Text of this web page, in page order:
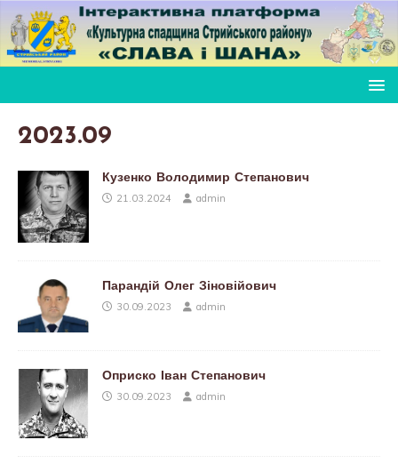
2023.09
Кузенко Володимир Степанович
21.03.2024 admin
Парандій Олег Зіновійович
30.09.2023 admin
Оприско Іван Степанович
30.09.2023 admin